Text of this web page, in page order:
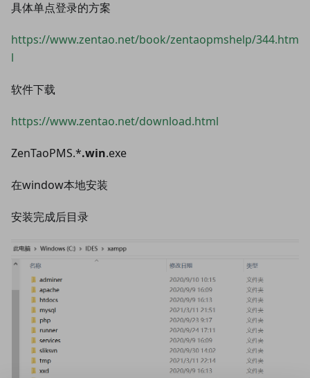
具体单点登录的方案
https://www.zentao.net/book/zentaopmshelp/344.htm
l
软件下载
https://www.zentao.net/download.html
ZenTaoPMS.*.win.exe
在window本地安装
安装完成后目录